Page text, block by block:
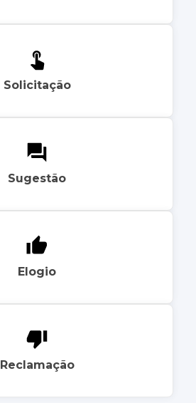
Solicitação
Sugestão
Elogio
Reclamação